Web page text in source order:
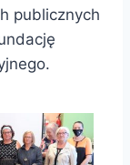
publicznych